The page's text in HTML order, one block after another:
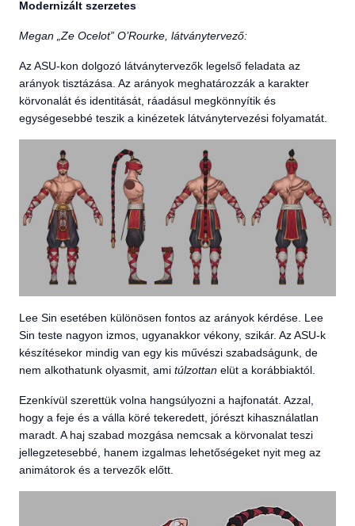
Modernizált szerzetes
Megan „Ze Ocelot” O’Rourke, látványtervező:
Az ASU-kon dolgozó látványtervezők legelső feladata az
arányok tisztázása. Az arányok meghatározzák a karakter
körvonalát és identitását, ráadásul megkönnyítik és
egységesebbé teszik a kinézetek látványtervezési folyamatát.
Lee Sin esetében különösen fontos az arányok kérdése. Lee
Sin teste nagyon izmos, ugyanakkor vékony, szikár. Az ASU-k
készítésekor mindig van egy kis művészi szabadságunk, de
nem alkothatunk olyasmit, ami túlzottan elüt a korábbiaktól.
Ezenkívül szerettük volna hangsúlyozni a hajfonatát. Azzal,
hogy a feje és a válla köré tekeredett, jórészt kihasználatlan
maradt. A haj szabad mozgása nemcsak a körvonalat teszi
jellegzetesebbé, hanem izgalmas lehetőségeket nyit meg az
animátorok és a tervezők előtt.